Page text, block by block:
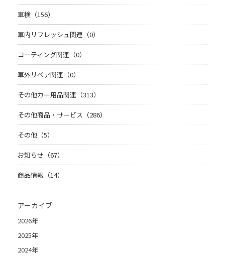
車検（156）
車内リフレッシュ関連（0）
コーティング関連（0）
車外リペア関連（0）
その他カー用品関連（313）
その他商品・サービス（286）
その他（5）
お知らせ（67）
商品情報（14）
アーカイブ
2026年
2025年
2024年